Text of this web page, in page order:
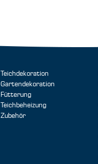
Teichdekoration
Gartendekoration
Fütterung
Teichbeheizung
Zubehör